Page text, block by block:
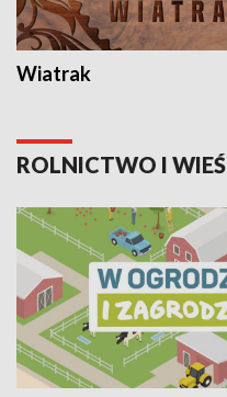
Wiatrak
ROLNICTWO I WIEŚ